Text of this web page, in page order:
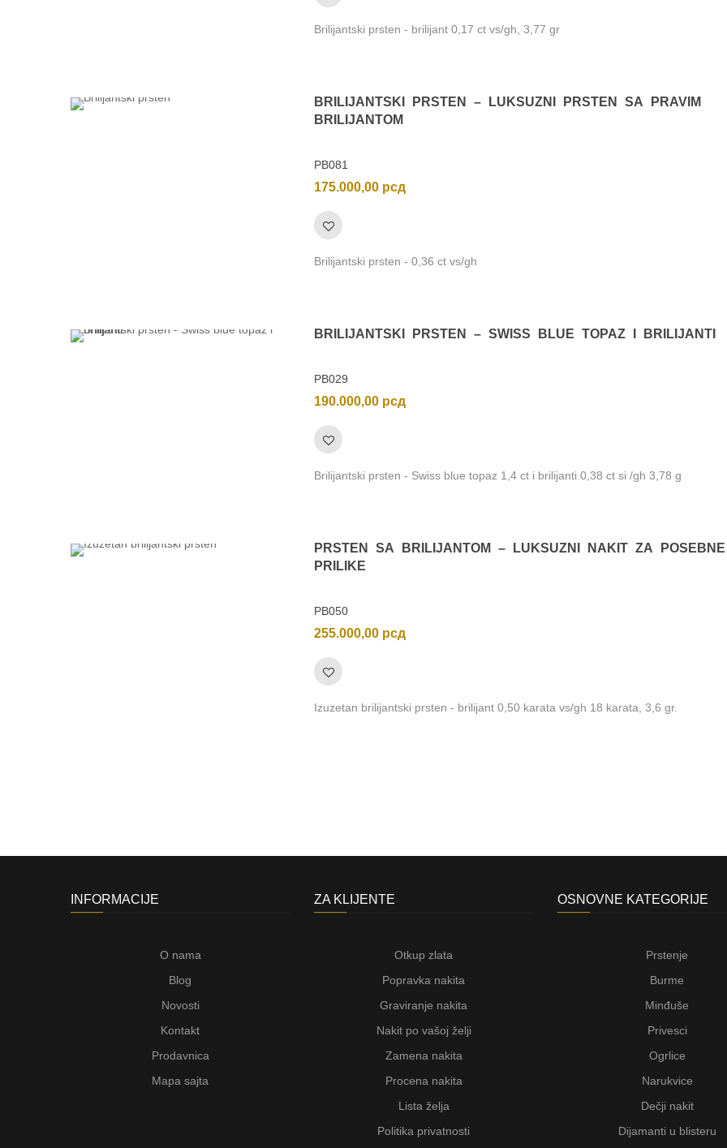
Brilijantski prsten - brilijant 0,17 ct vs/gh, 3,77 gr
BRILIJANTSKI PRSTEN – LUKSUZNI PRSTEN SA PRAVIM
BRILIJANTOM
PB081
175.000,00 рсд
Brilijantski prsten - 0,36 ct vs/gh
BRILIJANTSKI PRSTEN – SWISS BLUE TOPAZ I BRILIJANTI
PB029
190.000,00 рсд
Brilijantski prsten - Swiss blue topaz 1,4 ct i brilijanti 0,38 ct si /gh 3,78 g
PRSTEN SA BRILIJANTOM – LUKSUZNI NAKIT ZA POSEBNE
PRILIKE
PB050
255.000,00 рсд
Izuzetan brilijantski prsten - brilijant 0,50 karata vs/gh 18 karata, 3,6 gr.
INFORMACIJE
O nama
Blog
Novosti
Kontakt
Prodavnica
Mapa sajta
ZA KLIJENTE
Otkup zlata
Popravka nakita
Graviranje nakita
Nakit po vašoj želji
Zamena nakita
Procena nakita
Lista želja
Politika privatnosti
OSNOVNE KATEGORIJE
Prstenje
Burme
Minđuše
Privesci
Ogrlice
Narukvice
Dečji nakit
Dijamanti u blisteru